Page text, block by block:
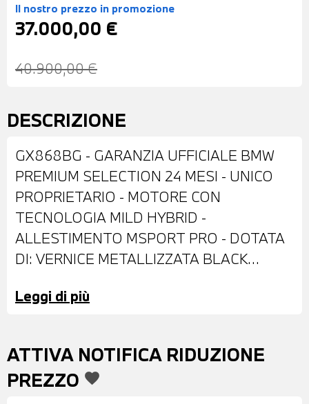
Il nostro prezzo in promozione
37.000,00 €
40.900,00 €
DESCRIZIONE
GX868BG - GARANZIA UFFICIALE BMW
PREMIUM SELECTION 24 MESI - UNICO
PROPRIETARIO - MOTORE CON
TECNOLOGIA MILD HYBRID -
ALLESTIMENTO MSPORT PRO - DOTATA
DI: VERNICE METALLIZZATA BLACK
TELECOMANDO - CERCHI IN LEGA DA 18"
BMW INDIVIDUAL SHADOW LINE -
RETROVISORI ESTERNI RIPIEGABILI
Leggi di più
ATTIVA NOTIFICA RIDUZIONE
PREZZO favorite